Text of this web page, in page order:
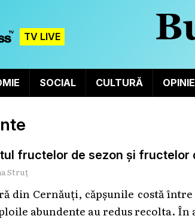
TV LIVE
SOCIAL CULTURĂ OPINIE
fructelor de sezon și fructelor
Struț
din Cernăuți, căpșunile costă
abundente au redus recolta. În